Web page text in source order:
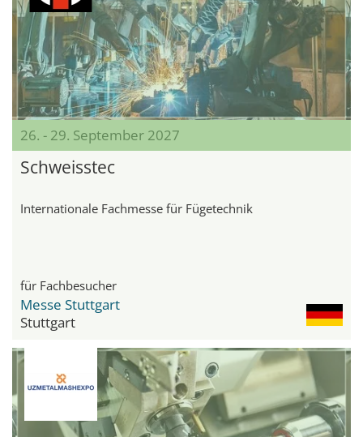
26. - 29. September 2027
Schweisstec
Internationale Fachmesse für Fügetechnik
für Fachbesucher
Messe Stuttgart
Stuttgart